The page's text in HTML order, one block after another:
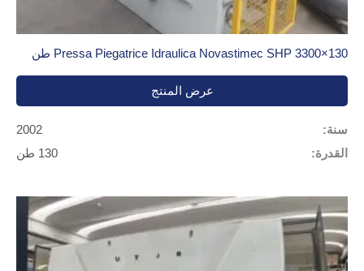
Pressa Piegatrice Idraulica Novastimec SHP 3300×130 طن
عرض المنتج
سنة:
2002
القدرة:
130 طن